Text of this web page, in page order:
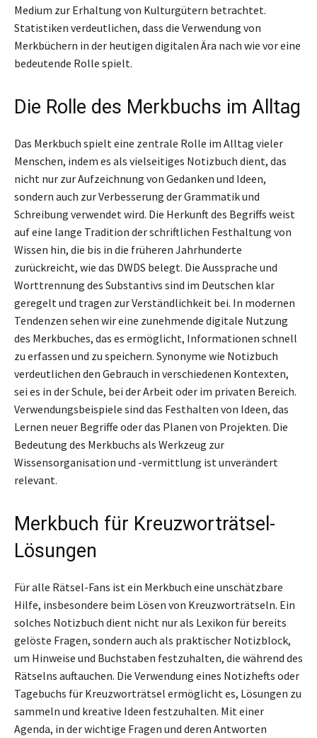
Medium zur Erhaltung von Kulturgütern betrachtet.
Statistiken verdeutlichen, dass die Verwendung von
Merkbüchern in der heutigen digitalen Ära nach wie vor eine
bedeutende Rolle spielt.
Die Rolle des Merkbuchs im Alltag
Das Merkbuch spielt eine zentrale Rolle im Alltag vieler
Menschen, indem es als vielseitiges Notizbuch dient, das
nicht nur zur Aufzeichnung von Gedanken und Ideen,
sondern auch zur Verbesserung der Grammatik und
Schreibung verwendet wird. Die Herkunft des Begriffs weist
auf eine lange Tradition der schriftlichen Festhaltung von
Wissen hin, die bis in die früheren Jahrhunderte
zurückreicht, wie das DWDS belegt. Die Aussprache und
Worttrennung des Substantivs sind im Deutschen klar
geregelt und tragen zur Verständlichkeit bei. In modernen
Tendenzen sehen wir eine zunehmende digitale Nutzung
des Merkbuches, das es ermöglicht, Informationen schnell
zu erfassen und zu speichern. Synonyme wie Notizbuch
verdeutlichen den Gebrauch in verschiedenen Kontexten,
sei es in der Schule, bei der Arbeit oder im privaten Bereich.
Verwendungsbeispiele sind das Festhalten von Ideen, das
Lernen neuer Begriffe oder das Planen von Projekten. Die
Bedeutung des Merkbuchs als Werkzeug zur
Wissensorganisation und -vermittlung ist unverändert
relevant.
Merkbuch für Kreuzworträtsel-
Lösungen
Für alle Rätsel-Fans ist ein Merkbuch eine unschätzbare
Hilfe, insbesondere beim Lösen von Kreuzworträtseln. Ein
solches Notizbuch dient nicht nur als Lexikon für bereits
gelöste Fragen, sondern auch als praktischer Notizblock,
um Hinweise und Buchstaben festzuhalten, die während des
Rätselns auftauchen. Die Verwendung eines Notizhefts oder
Tagebuchs für Kreuzworträtsel ermöglicht es, Lösungen zu
sammeln und kreative Ideen festzuhalten. Mit einer
Agenda, in der wichtige Fragen und deren Antworten